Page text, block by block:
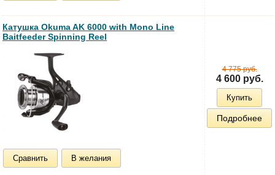
Катушка Okuma AK 6000 with Mono Line
Baitfeeder Spinning Reel
Сравнить В желания
4 775 руб.
4 600 руб.
Купить
Подробнее